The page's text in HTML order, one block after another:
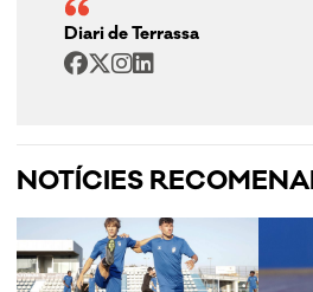
Diari de Terrassa
NOTÍCIES